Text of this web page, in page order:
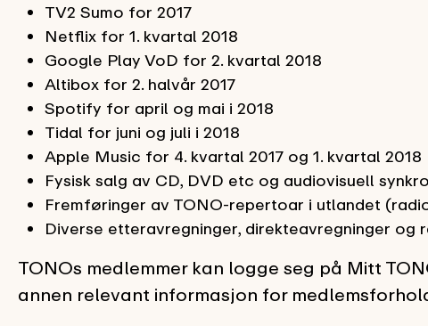
TV2 Sumo for 2017
Netflix for 1. kvartal 2018
Google Play VoD for 2. kvartal 2018
Altibox for 2. halvår 2017
Spotify for april og mai i 2018
Tidal for juni og juli i 2018
Apple Music for 4. kvartal 2017 og 1. kvartal 2018
Fysisk salg av CD, DVD etc og audiovisuell
Fremføringer av TONO-repertoar i utlandet
Diverse etteravregninger, direkteavregninger og
TONOs medlemmer kan logge seg på Mitt
annen relevant informasjon for